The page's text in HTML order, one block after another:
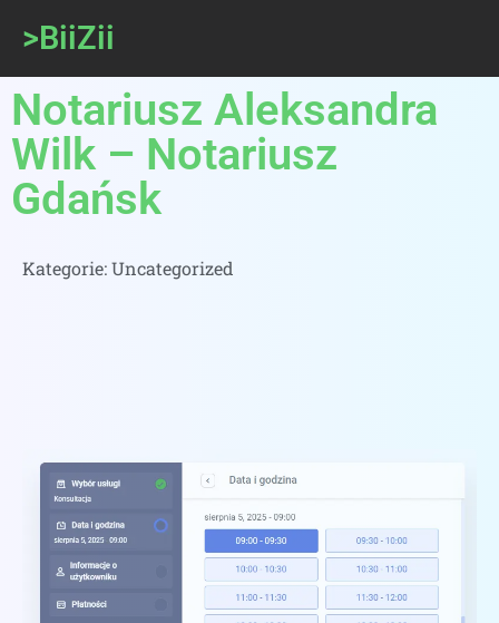
>BiiZii
Notariusz Aleksandra
Wilk – Notariusz
Gdańsk
Kategorie:Uncategorized